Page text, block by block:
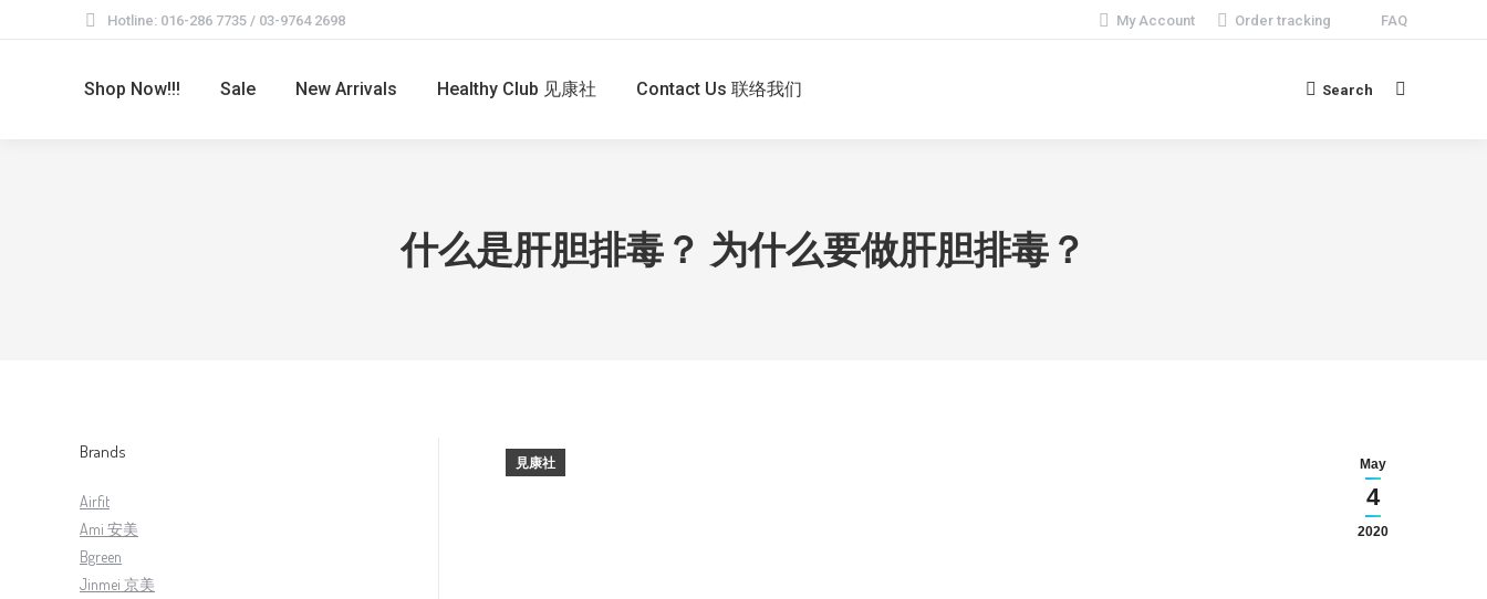
Hotline: 016-286 7735 / 03-9764 2698 My Account Order tracking FAQ
Shop Now!!! Sale New Arrivals Healthy Club 见康社 Contact Us 联络我们 Search:
Search
什么是肝胆排毒？ 为什么要做肝胆排毒？
May
4
2020
見康社
Brands
Airfit
Ami 安美
Bgreen
Jinmei 京美